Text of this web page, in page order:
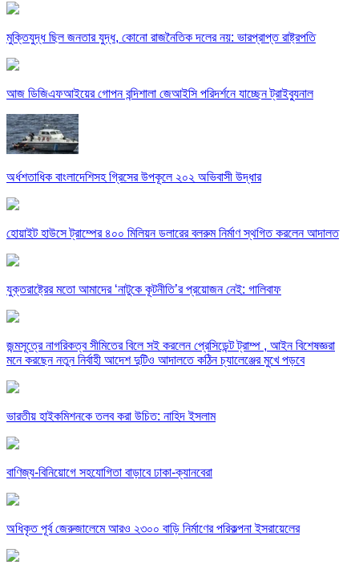
মুক্তিযুদ্ধ ছিল জনতার যুদ্ধ, কোনো রাজনৈতিক দলের নয়: ভারপ্রাপ্ত রাষ্ট্রপতি
আজ ডিজিএফআইয়ের গোপন বন্দিশালা জেআইসি পরিদর্শনে যাচ্ছেন ট্রাইব্যুনাল
অর্ধশতাধিক বাংলাদেশিসহ গ্রিসের উপকূলে ২০২ অভিবাসী উদ্ধার
হোয়াইট হাউসে ট্রাম্পের ৪০০ মিলিয়ন ডলারের বলরুম নির্মাণ স্থগিত করলেন আদালত
যুক্তরাষ্ট্রের মতো আমাদের ‘নাটুকে কূটনীতি’র প্রয়োজন নেই: গালিবাফ
জন্মসূত্রে নাগরিকত্ব সীমিতের বিলে সই করলেন প্রেসিডেন্ট ট্রাম্প , আইন বিশেষজ্ঞরা
মনে করছেন নতুন নির্বাহী আদেশ দুটিও আদালতে কঠিন চ্যালেঞ্জের মুখে পড়বে
ভারতীয় হাইকমিশনকে তলব করা উচিত: নাহিদ ইসলাম
বাণিজ্য-বিনিয়োগে সহযোগিতা বাড়াবে ঢাকা-ক্যানবেরা
অধিকৃত পূর্ব জেরুজালেমে আরও ২৩০০ বাড়ি নির্মাণের পরিকল্পনা ইসরায়েলের